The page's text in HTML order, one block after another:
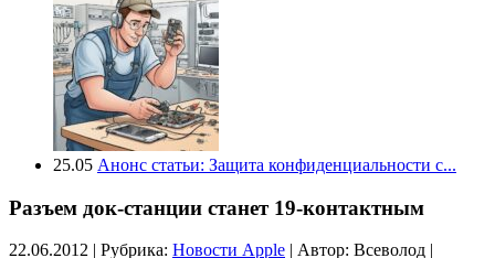
25.05 Анонс статьи: Защита конфиденциальности с...
Разъем док-станции станет 19-контактным
22.06.2012 | Рубрика: Новости Apple | Автор: Всеволод |